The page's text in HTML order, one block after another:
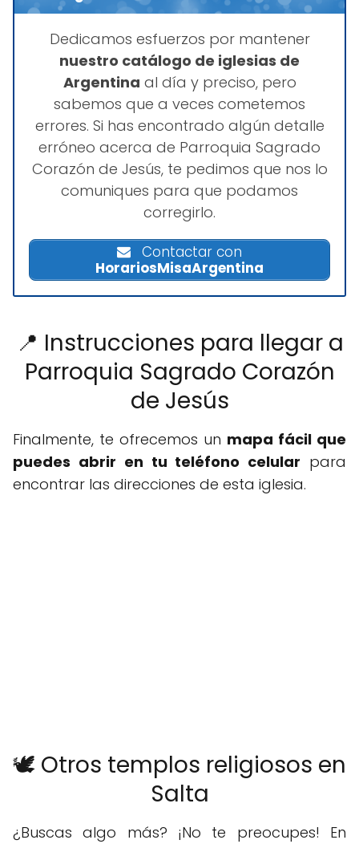
Dedicamos esfuerzos por mantener
nuestro catálogo de iglesias de
Argentina al día y preciso, pero
sabemos que a veces cometemos
errores. Si has encontrado algún detalle
erróneo acerca de Parroquia Sagrado
Corazón de Jesús, te pedimos que nos lo
comuniques para que podamos
corregirlo.
Contactar con
HorariosMisaArgentina
📍 Instrucciones para llegar a
Parroquia Sagrado Corazón
de Jesús
Finalmente, te ofrecemos un mapa fácil que
puedes abrir en tu teléfono celular para
encontrar las direcciones de esta iglesia.
🕊️ Otros templos religiosos en
Salta
¿Buscas algo más? ¡No te preocupes! En